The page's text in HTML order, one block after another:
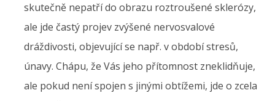
skutečně nepatří do obrazu roztroušené sklerózy,
ale jde častý projev zvýšené nervosvalové
dráždivosti, objevující se např. v období stresů,
únavy. Chápu, že Vás jeho přítomnost zneklidňuje,
ale pokud není spojen s jinými obtížemi, jde o zcela